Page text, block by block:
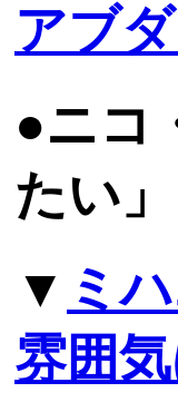
アブ
●ニコ
たい」
▼ ミ
雰囲気